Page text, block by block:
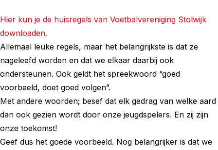
Hier kun je de huisregels van Voetbalvereniging Stolwijk
downloaden.
Allemaal leuke regels, maar het belangrijkste is dat ze
nageleefd worden en dat we elkaar daarbij ook
ondersteunen. Ook geldt het spreekwoord “goed
voorbeeld, doet goed volgen”.
Met andere woorden; besef dat elk gedrag van welke aard
dan ook gezien wordt door onze jeugdspelers. En zij zijn
onze toekomst!
Geef dus het goede voorbeeld. Nog belangrijker is dat we